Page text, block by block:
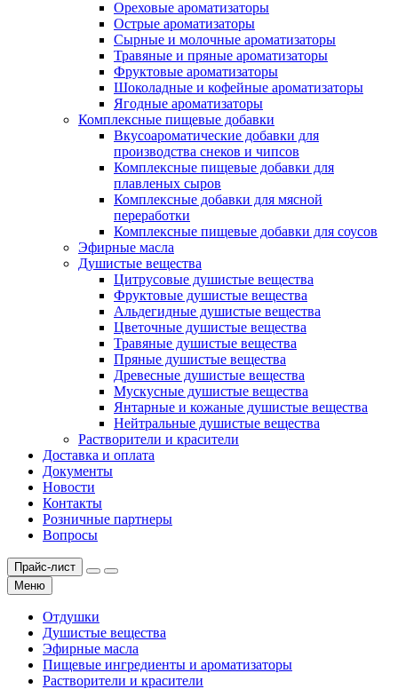
Ореховые ароматизаторы
Острые ароматизаторы
Сырные и молочные ароматизаторы
Травяные и пряные ароматизаторы
Фруктовые ароматизаторы
Шоколадные и кофейные ароматизаторы
Ягодные ароматизаторы
Комплексные пищевые добавки
Вкусоароматические добавки для
производства снеков и чипсов
Комплексные пищевые добавки для
плавленых сыров
Комплексные добавки для мясной
переработки
Комплексные пищевые добавки для соусов
Эфирные масла
Душистые вещества
Цитрусовые душистые вещества
Фруктовые душистые вещества
Альдегидные душистые вещества
Цветочные душистые вещества
Травяные душистые вещества
Пряные душистые вещества
Древесные душистые вещества
Мускусные душистые вещества
Янтарные и кожаные душистые вещества
Нейтральные душистые вещества
Растворители и красители
Доставка и оплата
Документы
Новости
Контакты
Розничные партнеры
Вопросы
Прайс-лист
Меню
Отдушки
Душистые вещества
Эфирные масла
Пищевые ингредиенты и ароматизаторы
Растворители и красители